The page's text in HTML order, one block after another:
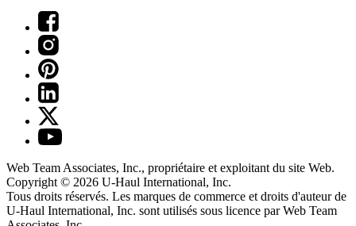
Web Team Associates, Inc., propriétaire et exploitant du site Web.
Copyright © 2026 U-Haul International, Inc.
Tous droits réservés. Les marques de commerce et droits d'auteur de
U-Haul International, Inc. sont utilisés sous licence par Web Team